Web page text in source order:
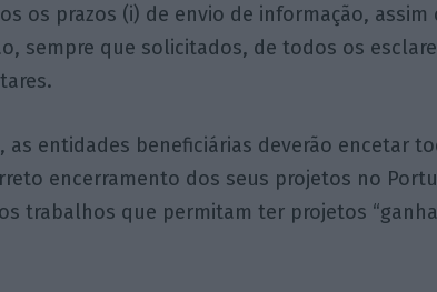
os prazos (i) de envio de informação, assim
sempre que solicitados, de todos os
as entidades beneficiárias deverão encetar
encerramento dos seus projetos no
trabalhos que permitam ter projetos